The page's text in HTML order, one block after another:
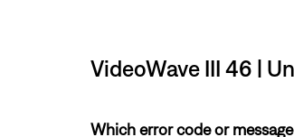
VideoWave III 46 |
Which error code or